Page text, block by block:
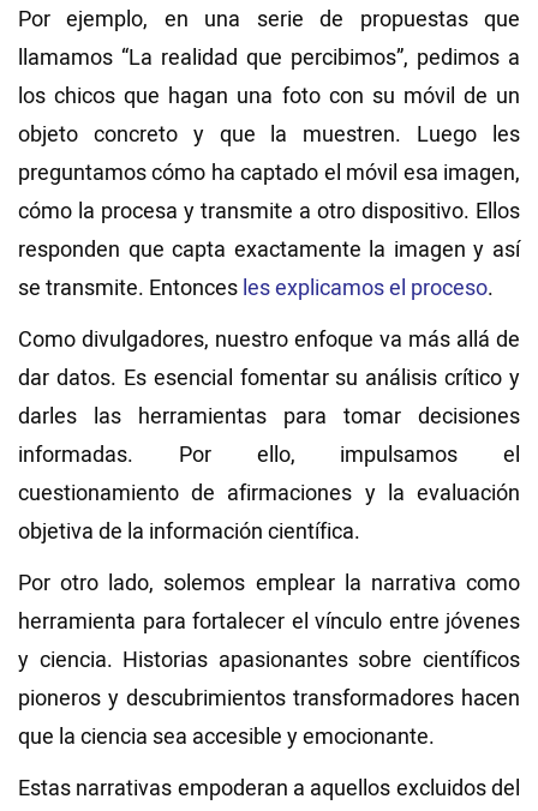
Por ejemplo, en una serie de propuestas que
llamamos “La realidad que percibimos”, pedimos a
los chicos que hagan una foto con su móvil de un
objeto concreto y que la muestren. Luego les
preguntamos cómo ha captado el móvil esa imagen,
cómo la procesa y transmite a otro dispositivo. Ellos
responden que capta exactamente la imagen y así
se transmite. Entonces les explicamos el proceso.
Como divulgadores, nuestro enfoque va más allá de
dar datos. Es esencial fomentar su análisis crítico y
darles las herramientas para tomar decisiones
informadas. Por ello, impulsamos el
cuestionamiento de afirmaciones y la evaluación
objetiva de la información científica.
Por otro lado, solemos emplear la narrativa como
herramienta para fortalecer el vínculo entre jóvenes
y ciencia. Historias apasionantes sobre científicos
pioneros y descubrimientos transformadores hacen
que la ciencia sea accesible y emocionante.
Estas narrativas empoderan a aquellos excluidos del